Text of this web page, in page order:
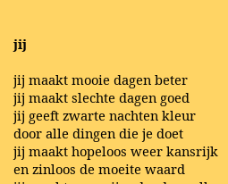
jij
jij maakt mooie dagen beter
jij maakt slechte dagen goed
jij geeft zwarte nachten kleur
door alle dingen die je doet
jij maakt hopeloos weer kansrijk
en zinloos de moeite waard